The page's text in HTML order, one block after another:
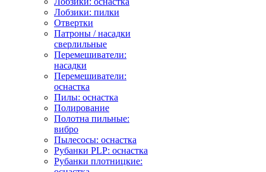
Лобзики: пилки
Отвертки
Патроны / насадки
сверлильные
Перемешиватели:
насадки
Перемешиватели:
оснастка
Пилы: оснастка
Полирование
Полотна пильные:
вибро
Пылесосы: оснастка
Рубанки PLP: оснастка
Рубанки плотницкие: